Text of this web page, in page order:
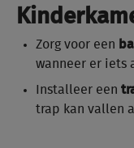
Zorg voor een
wanneer er iets
Installeer een
trap kan vallen